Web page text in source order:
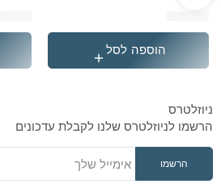
הוספה לסל
ניוזלטרס
הרשמו לניוזלטרס שלנו לקבלת עדכונים